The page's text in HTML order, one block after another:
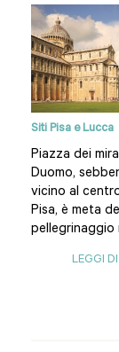
Siti Pisa e Lucca
Piazza dei
Duomo,
vicino al
Pisa, è meta
pellegrinaggio
LEGGI DI